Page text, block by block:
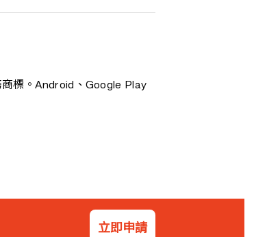
口及私人銀行
標。Android、Google Play
立即申請